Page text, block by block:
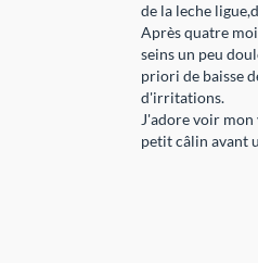
de la leche
Après quatre
seins un peu
priori de baisse
d'irritations.
J'adore voir
petit câlin avant